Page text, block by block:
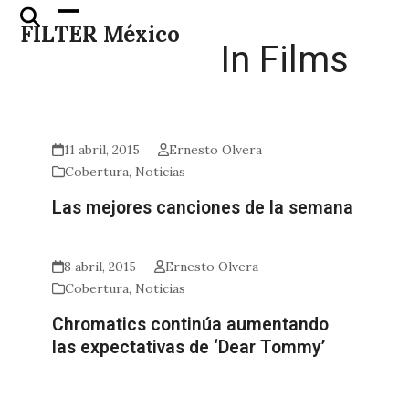
Skip
FILTER México
Open
mobile
Close
mobile
In Films
11 abril, 2015
Ernesto Olvera
Cobertura, Noticias
Las mejores canciones de la semana
8 abril, 2015
Ernesto Olvera
Cobertura, Noticias
Chromatics continúa aumentando
las expectativas de ‘Dear Tommy’